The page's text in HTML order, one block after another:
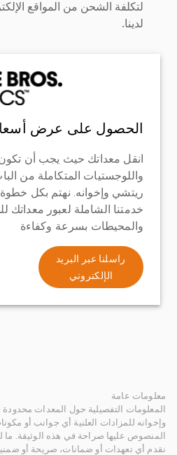
لتكلفة الشحن من المواقع
لدينا.
الحصول على عرض
انقل معداتك حيث يجب أن
واللوجستيات المتكاملة من
ريتشي وإخوانه. نهتم بكل
خدمتنا الشاملة لعبور معداتك
والمحيطات بسرعة وكفاءة
راسلنا عبر البريد
الإلكتروني
معلومات عامة
المعلومات التفصيلية حول المعدات
وإخوانه للمزادات العلنية أي جوانب أو
المنصوص عليها صراحة في هذه الوثيقة.
نقدم أي تعهدات أو ضمانات، صريحة أو